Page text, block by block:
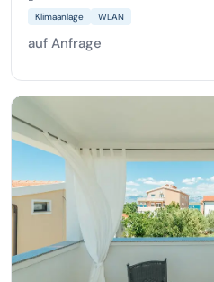
Klimaanlage WLAN
auf Anfrage